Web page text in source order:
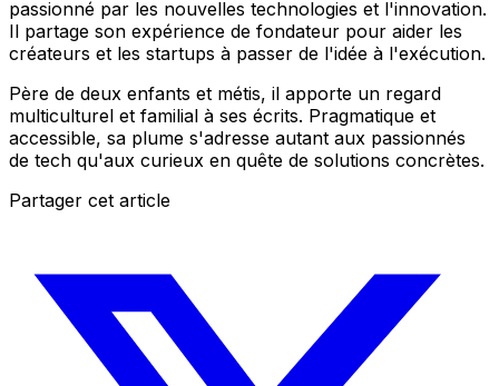
passionné par les nouvelles technologies et l'innovation.
Il partage son expérience de fondateur pour aider les
créateurs et les startups à passer de l'idée à l'exécution.
Père de deux enfants et métis, il apporte un regard
multiculturel et familial à ses écrits. Pragmatique et
accessible, sa plume s'adresse autant aux passionnés
de tech qu'aux curieux en quête de solutions concrètes.
Partager cet article